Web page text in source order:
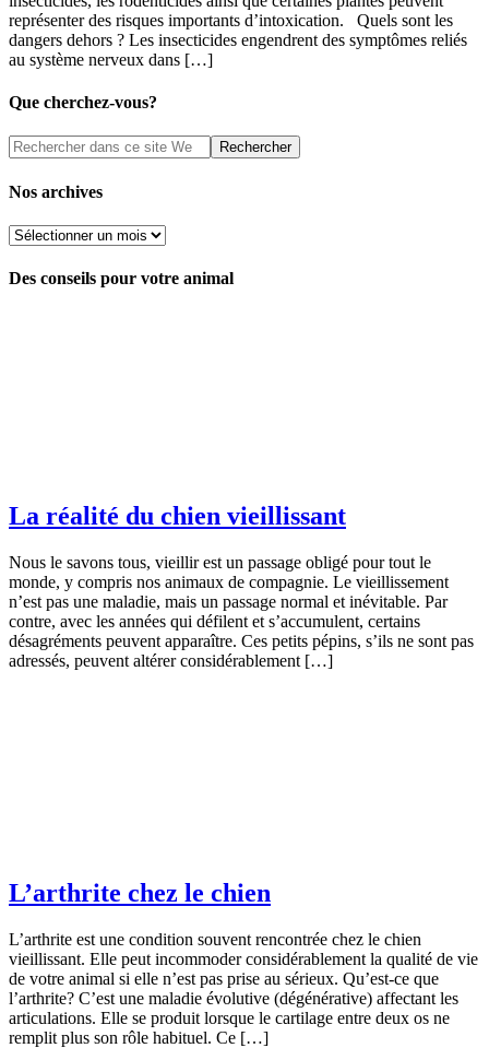
représenter des risques importants d’intoxication. Quels sont les
dangers dehors ? Les insecticides engendrent des symptômes reliés
au système nerveux dans […]
Que cherchez-vous?
Nos archives
Nos
Des conseils pour votre animal
La réalité du chien vieillissant
Nous le savons tous, vieillir est un passage obligé pour tout le
monde, y compris nos animaux de compagnie. Le vieillissement
n’est pas une maladie, mais un passage normal et inévitable. Par
contre, avec les années qui défilent et s’accumulent, certains
désagréments peuvent apparaître. Ces petits pépins, s’ils ne sont pas
adressés, peuvent altérer considérablement […]
L’arthrite chez le chien
L’arthrite est une condition souvent rencontrée chez le chien
vieillissant. Elle peut incommoder considérablement la qualité de vie
de votre animal si elle n’est pas prise au sérieux. Qu’est-ce que
l’arthrite? C’est une maladie évolutive (dégénérative) affectant les
articulations. Elle se produit lorsque le cartilage entre deux os ne
remplit plus son rôle habituel. Ce […]